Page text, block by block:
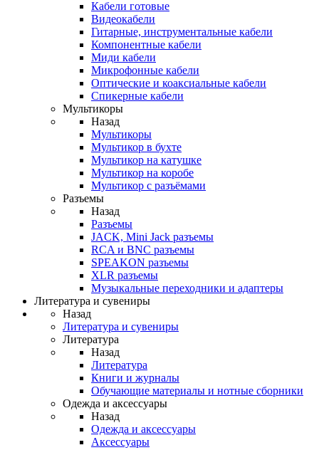
Кабели готовые
Видеокабели
Гитарные, инструментальные кабели
Компонентные кабели
Миди кабели
Микрофонные кабели
Оптические и коаксиальные кабели
Спикерные кабели
Мультикоры
Назад
Мультикоры
Мультикор в бухте
Мультикор на катушке
Мультикор на коробе
Мультикор с разъёмами
Разъемы
Назад
Разъемы
JACK, Mini Jack разъемы
RCA и BNC разъемы
SPEAKON разъемы
XLR разъемы
Музыкальные переходники и адаптеры
Литература и сувениры
Назад
Литература и сувениры
Литература
Назад
Литература
Книги и журналы
Обучающие материалы и нотные сборники
Одежда и аксессуары
Назад
Одежда и аксессуары
Аксессуары